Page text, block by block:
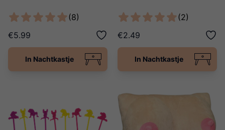
(8)
€5.99
In Nachtkastje
(2)
€2.49
In Nachtkastje